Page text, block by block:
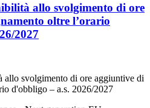
allo svolgimento di ore
oltre l’orario
2027
allo svolgimento di ore aggiuntive di
d'obbligo – a.s. 2026/2027